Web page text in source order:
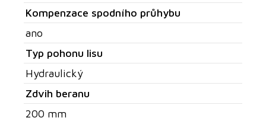
Kompenzace spodního průhybu
ano
Typ pohonu lisu
Hydraulický
Zdvih beranu
200 mm